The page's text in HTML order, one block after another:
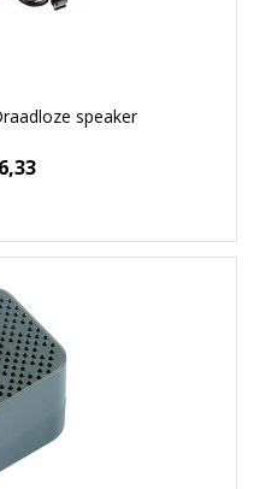
speaker